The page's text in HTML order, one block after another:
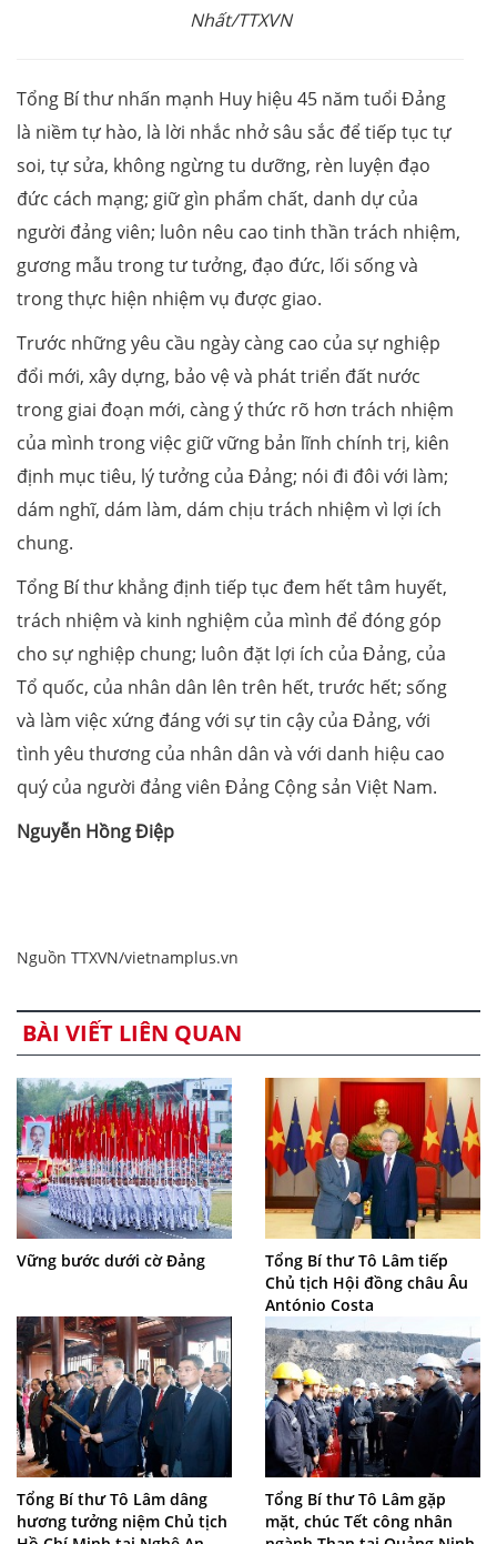
Nhất/TTXVN
Tổng Bí thư nhấn mạnh Huy hiệu 45 năm tuổi Đảng
là niềm tự hào, là lời nhắc nhở sâu sắc để tiếp tục tự
soi, tự sửa, không ngừng tu dưỡng, rèn luyện đạo
đức cách mạng; giữ gìn phẩm chất, danh dự của
người đảng viên; luôn nêu cao tinh thần trách nhiệm,
gương mẫu trong tư tưởng, đạo đức, lối sống và
trong thực hiện nhiệm vụ được giao.
Trước những yêu cầu ngày càng cao của sự nghiệp
đổi mới, xây dựng, bảo vệ và phát triển đất nước
trong giai đoạn mới, càng ý thức rõ hơn trách nhiệm
của mình trong việc giữ vững bản lĩnh chính trị, kiên
định mục tiêu, lý tưởng của Đảng; nói đi đôi với làm;
dám nghĩ, dám làm, dám chịu trách nhiệm vì lợi ích
chung.
Tổng Bí thư khẳng định tiếp tục đem hết tâm huyết,
trách nhiệm và kinh nghiệm của mình để đóng góp
cho sự nghiệp chung; luôn đặt lợi ích của Đảng, của
Tổ quốc, của nhân dân lên trên hết, trước hết; sống
và làm việc xứng đáng với sự tin cậy của Đảng, với
tình yêu thương của nhân dân và với danh hiệu cao
quý của người đảng viên Đảng Cộng sản Việt Nam.
Nguyễn Hồng Điệp
Nguồn TTXVN/vietnamplus.vn
BÀI VIẾT LIÊN QUAN
Vững bước dưới cờ Đảng
Tổng Bí thư Tô Lâm tiếp
Chủ tịch Hội đồng châu Âu
António Costa
Tổng Bí thư Tô Lâm dâng
hương tưởng niệm Chủ tịch
Tổng Bí thư Tô Lâm gặp
mặt, chúc Tết công nhân